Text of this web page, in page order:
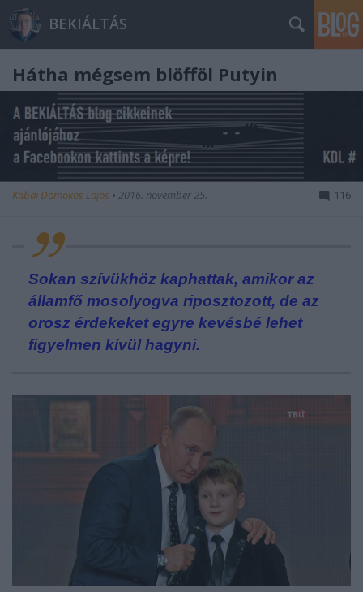
BEKIÁLTÁS
Hátha mégsem blöfföl Putyin
Kabai Domokos Lajos • 2016. november 25. 116
Sokan szívükhöz kaphattak, amikor az
államfő mosolyogva riposztozott, de az
orosz érdekeket egyre kevésbé lehet
figyelmen kívül hagyni.